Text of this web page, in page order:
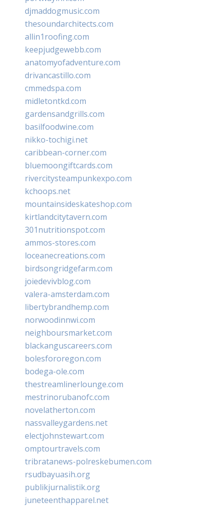
djmaddogmusic.com
thesoundarchitects.com
allin1roofing.com
keepjudgewebb.com
anatomyofadventure.com
drivancastillo.com
cmmedspa.com
midletontkd.com
gardensandgrills.com
basilfoodwine.com
nikko-tochigi.net
caribbean-corner.com
bluemoongiftcards.com
rivercitysteampunkexpo.com
kchoops.net
mountainsideskateshop.com
kirtlandcitytavern.com
301nutritionspot.com
ammos-stores.com
loceanecreations.com
birdsongridgefarm.com
joiedevivblog.com
valera-amsterdam.com
libertybrandhemp.com
norwoodinnwi.com
neighboursmarket.com
blackanguscareers.com
bolesfororegon.com
bodega-ole.com
thestreamlinerlounge.com
mestrinorubanofc.com
novelatherton.com
nassvalleygardens.net
electjohnstewart.com
omptourtravels.com
tribratanews-polreskebumen.com
rsudbayuasih.org
publikjurnalistik.org
juneteenthapparel.net